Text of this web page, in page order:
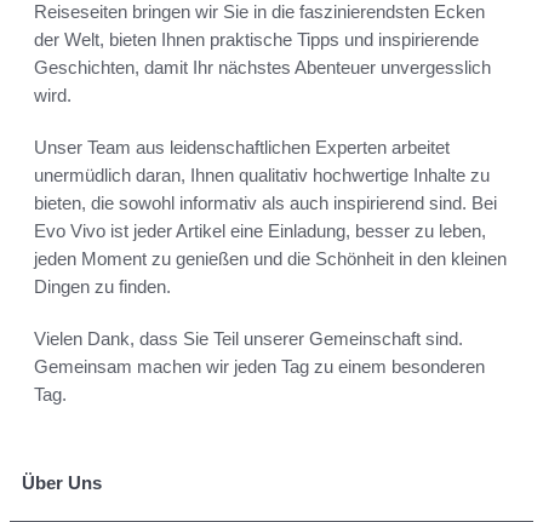
Reiseseiten bringen wir Sie in die faszinierendsten Ecken
der Welt, bieten Ihnen praktische Tipps und inspirierende
Geschichten, damit Ihr nächstes Abenteuer unvergesslich
wird.
Unser Team aus leidenschaftlichen Experten arbeitet
unermüdlich daran, Ihnen qualitativ hochwertige Inhalte zu
bieten, die sowohl informativ als auch inspirierend sind. Bei
Evo Vivo ist jeder Artikel eine Einladung, besser zu leben,
jeden Moment zu genießen und die Schönheit in den kleinen
Dingen zu finden.
Vielen Dank, dass Sie Teil unserer Gemeinschaft sind.
Gemeinsam machen wir jeden Tag zu einem besonderen
Tag.
Über Uns